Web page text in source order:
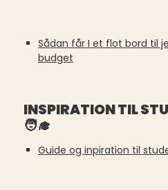
Sådan får I et flot bord til
budget
INSPIRATION TIL
🧑‍🎓
Guide og inpiration til